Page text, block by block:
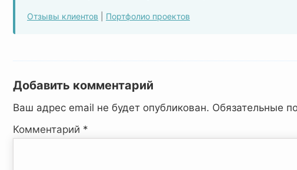
Отзывы клиентов Портфолио проектов
Добавить комментарий
Ваш адрес email не будет опубликован. Обязательные
Комментарий *